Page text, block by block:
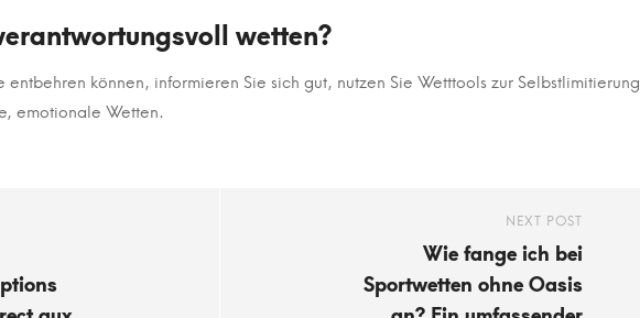
wetten?
entbehren können, informieren Sie sich gut, nutzen Sie Wetttools zur Selbstlimitierung
emotionale Wetten.
NEXT POST
Wie fange ich bei
Sportwetten ohne Oasis